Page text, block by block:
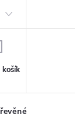
NÁKUPNÍ
hračky